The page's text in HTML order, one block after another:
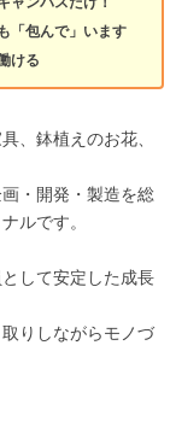
「包んで」います
ける
、鉢植えのお花、
・開発・製造を総
ルです。
して安定した成長
りしながらモノづ